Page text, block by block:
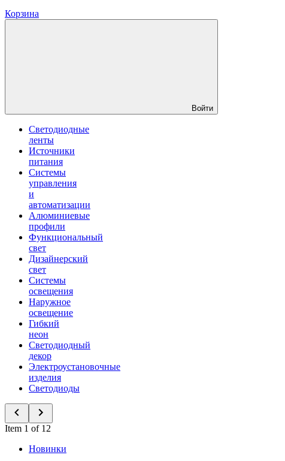
Корзина
Войти
Светодиодные
ленты
Источники
питания
Системы
управления
и
автоматизации
Алюминиевые
профили
Функциональный
свет
Дизайнерский
свет
Системы
освещения
Наружное
освещение
Гибкий
неон
Светодиодный
декор
Электроустановочные
изделия
Светодиоды
Item 1 of 12
Новинки